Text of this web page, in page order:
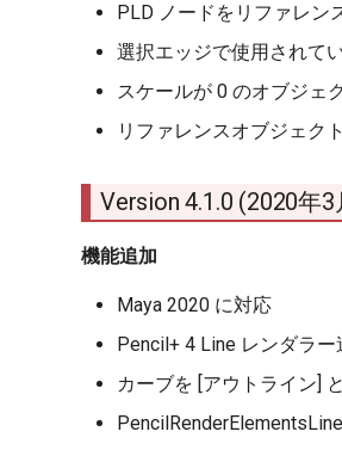
PLD ノードをリファレン
選択エッジで使用されて
スケールが 0 のオブジェ
リファレンスオブジェク
Version 4.1.0 (2020年3
機能追加
Maya 2020 に対応
Pencil+ 4 Line レンダラー
カーブを [アウトライン]